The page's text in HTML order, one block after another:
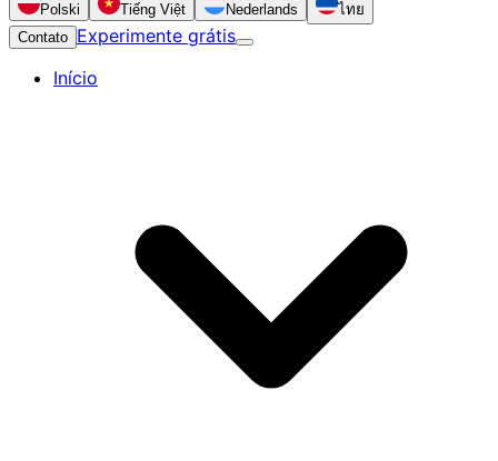
Polski
Tiếng Việt Nederlands
ไทย
Contato Experimente grátis
Início